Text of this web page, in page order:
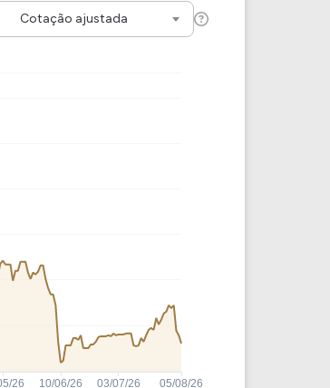
As Ações Mais Buscadas
Cotação ajustada